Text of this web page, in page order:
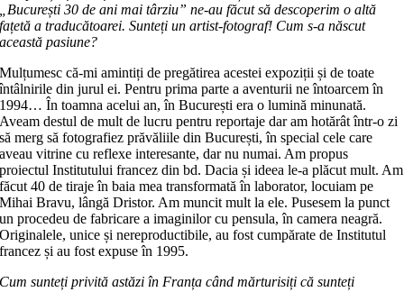
„București 30 de ani mai târziu” ne-au făcut să descoperim o altă
fațetă a traducătoarei. Sunteți un artist-fotograf! Cum s-a născut
această pasiune?
Mulțumesc că-mi amintiți de pregătirea acestei expoziții și de toate
întâlnirile din jurul ei. Pentru prima parte a aventurii ne întoarcem în
1994… În toamna acelui an, în București era o lumină minunată.
Aveam destul de mult de lucru pentru reportaje dar am hotărât într-o zi
să merg să fotografiez prăvăliile din București, în special cele care
aveau vitrine cu reflexe interesante, dar nu numai. Am propus
proiectul Institutului francez din bd. Dacia și ideea le-a plăcut mult. Am
făcut 40 de tiraje în baia mea transformată în laborator, locuiam pe
Mihai Bravu, lângă Dristor. Am muncit mult la ele. Pusesem la punct
un procedeu de fabricare a imaginilor cu pensula, în camera neagră.
Originalele, unice și nereproductibile, au fost cumpărate de Institutul
francez și au fost expuse în 1995.
Cum sunteți privită astăzi în Franța când mărturisiți că sunteți